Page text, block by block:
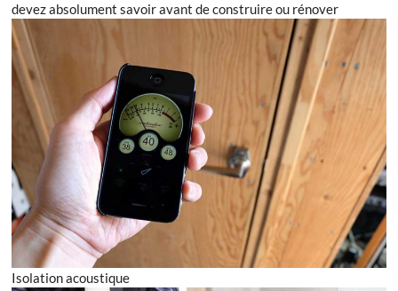
devez absolument savoir avant de construire ou rénover
Isolation acoustique